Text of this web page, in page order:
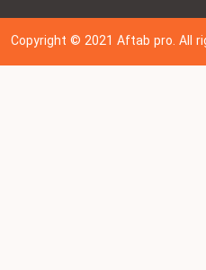
Copyright © 202 1Aftab pro. All